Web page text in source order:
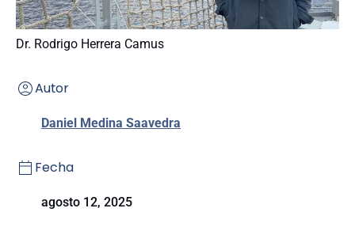
Dr. Rodrigo Herrera Camus
Autor
Daniel Medina Saavedra
Fecha
agosto 12, 2025